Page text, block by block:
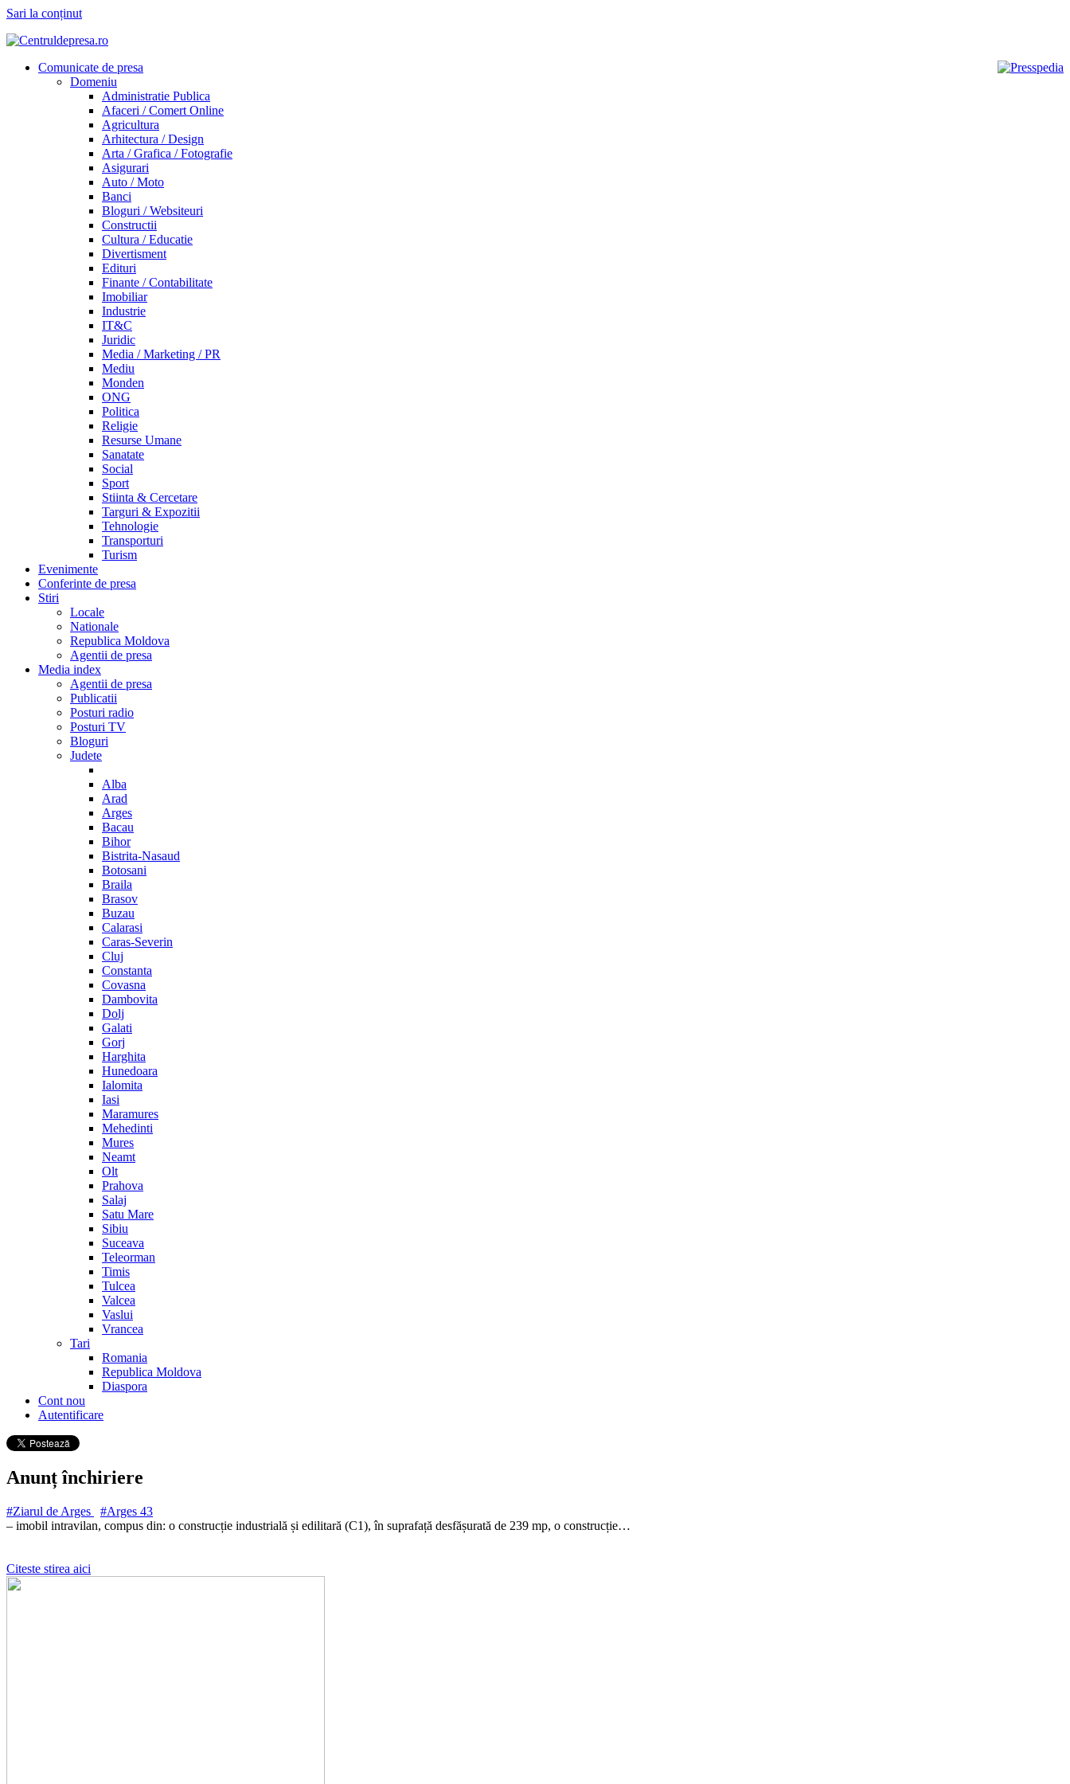
Sari la conținut
Comunicate de presa
Domeniu
Administratie Publica
Afaceri / Comert Online
Agricultura
Arhitectura / Design
Arta / Grafica / Fotografie
Asigurari
Auto / Moto
Banci
Bloguri / Websiteuri
Constructii
Cultura / Educatie
Divertisment
Edituri
Finante / Contabilitate
Imobiliar
Industrie
IT&C
Juridic
Media / Marketing / PR
Mediu
Monden
ONG
Politica
Religie
Resurse Umane
Sanatate
Social
Sport
Stiinta & Cercetare
Targuri & Expozitii
Tehnologie
Transporturi
Turism
Evenimente
Conferinte de presa
Stiri
Locale
Nationale
Republica Moldova
Agentii de presa
Media index
Agentii de presa
Publicatii
Posturi radio
Posturi TV
Bloguri
Judete
Alba
Arad
Arges
Bacau
Bihor
Bistrita-Nasaud
Botosani
Braila
Brasov
Buzau
Calarasi
Caras-Severin
Cluj
Constanta
Covasna
Dambovita
Dolj
Galati
Gorj
Harghita
Hunedoara
Ialomita
Iasi
Maramures
Mehedinti
Mures
Neamt
Olt
Prahova
Salaj
Satu Mare
Sibiu
Suceava
Teleorman
Timis
Tulcea
Valcea
Vaslui
Vrancea
Tari
Romania
Republica Moldova
Diaspora
Cont nou
Autentificare
Anunț închiriere
#Ziarul de Arges #Arges 43
– imobil intravilan, compus din: o construcție industrială și edilitară (C1), în suprafață desfășurată de 239 mp, o construcție…
Citeste stirea aici